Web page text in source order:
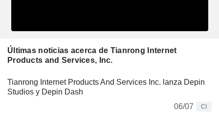
Últimas noticias acerca de Tianrong Internet
Products and Services, Inc.
Tianrong Internet Products And Services Inc. lanza Depin
Studios y Depin Dash
06/07
CI